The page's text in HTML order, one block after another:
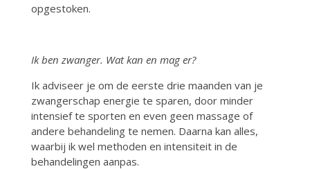
opgestoken.
Ik ben zwanger. Wat kan en mag er?
Ik adviseer je om de eerste drie maanden van je
zwangerschap energie te sparen, door minder
intensief te sporten en even geen massage of
andere behandeling te nemen. Daarna kan alles,
waarbij ik wel methoden en intensiteit in de
behandelingen aanpas.